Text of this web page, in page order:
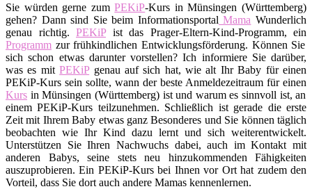
Sie würden gerne zumPEKiP-Kurs in Münsingen (Württemberg)
gehen? Dann sind Sie beim Informationsportal Mama Wunderlich
genau richtig. PEKiPist das Prager-Eltern-Kind-Programm, ein
Programm zur frühkindlichen Entwicklungsförderung. Können Sie
sich schon etwas darunter vorstellen? Ich informiere Sie darüber,
was es mitPEKiPgenau auf sich hat, wie alt Ihr Baby für einen
PEKiP-Kurs sein sollte, wann der beste Anmeldezeitraum für einen
Kurs in Münsingen (Württemberg) ist und warum es sinnvoll ist, an
einem PEKiP-Kurs teilzunehmen. Schließlich ist gerade die erste
Zeit mit Ihrem Baby etwas ganz Besonderes und Sie können täglich
beobachten wie Ihr Kind dazu lernt und sich weiterentwickelt.
Unterstützen Sie Ihren Nachwuchs dabei, auch im Kontakt mit
anderen Babys, seine stets neu hinzukommenden Fähigkeiten
auszuprobieren. Ein PEKiP-Kurs bei Ihnen vor Ort hat zudem den
Vorteil, dass Sie dort auch andere Mamas kennenlernen.